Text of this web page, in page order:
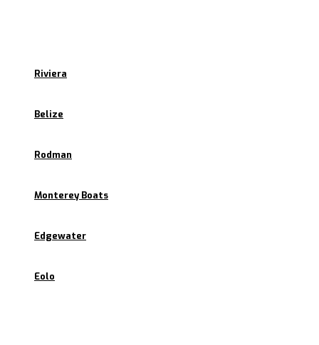
Riviera
Belize
Rodman
Monterey Boats
Edgewater
Eolo